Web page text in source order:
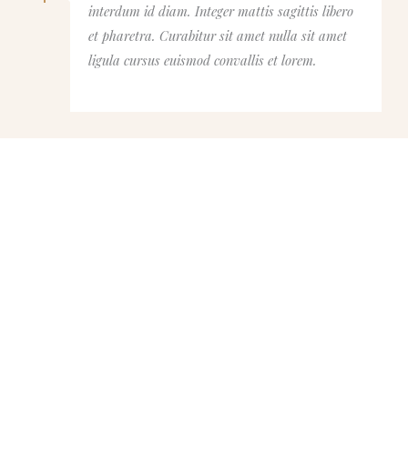
interdum id diam. Integer mattis sagittis libero
et pharetra. Curabitur sit amet nulla sit amet
ligula cursus euismod convallis et lorem.